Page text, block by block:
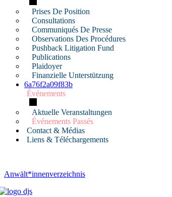
Prises De Position
Consultations
Communiqués De Presse
Observations Des Procédures
Pushback Litigation Fund
Publications
Plaidoyer
Finanzielle Unterstützung
6a76f2a09f83b
Événements
Aktuelle Veranstaltungen
Événements Passés
Contact & Médias
Liens & Téléchargements
Anwält*innenverzeichnis